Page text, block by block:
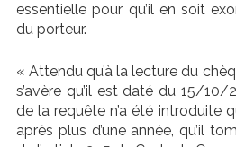
essentielle pour qu’il en soit
du porteur.
« Attendu qu’à la lecture du
s’avère qu’il est daté du 15/
de la requête n’a été introduite
après plus d’une année, qu’il